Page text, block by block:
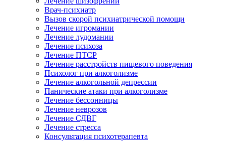
Врач-психиатр
Вызов скорой психиатрической помощи
Лечение игромании
Лечение лудомании
Лечение психоза
Лечение ПТСР
Лечение расстройств пищевого поведения
Психолог при алкоголизме
Лечение алкогольной депрессии
Панические атаки при алкоголизме
Лечение бессонницы
Лечение неврозов
Лечение СДВГ
Лечение стресса
Консультация психотерапевта